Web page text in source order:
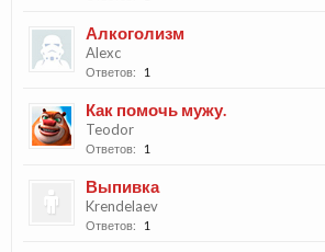
Алкоголизм
Alexc
Ответов: 1
Как помочь мужу.
Teodor
Ответов: 1
Выпивка
Krendelaev
Ответов: 1